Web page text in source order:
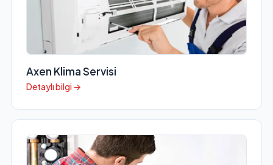
Axen Klima Servisi
Detaylı bilgi →